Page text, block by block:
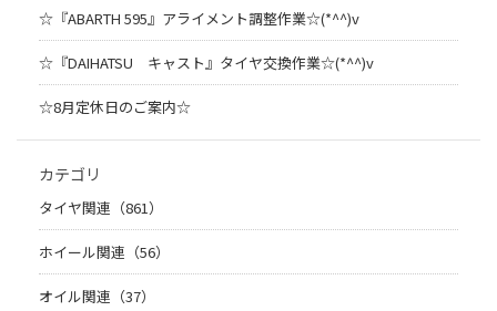
☆『ABARTH 595』アライメント調整作業☆(*^^)v
☆『DAIHATSU キャスト』タイヤ交換作業☆(*^^)v
☆8月定休日のご案内☆
カテゴリ
タイヤ関連（861）
ホイール関連（56）
オイル関連（37）